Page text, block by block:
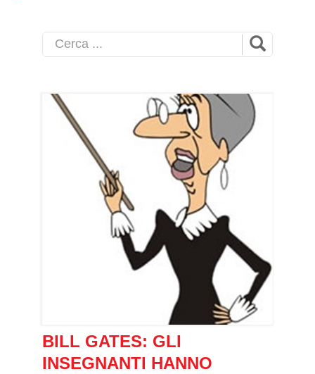
BILL GATES: GLI
INSEGNANTI HANNO